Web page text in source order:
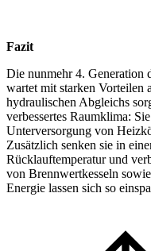
Fazit
Die nunmehr 4. Generation
wartet mit starken Vorteilen
hydraulischen Abgleichs
verbessertes Raumklima:
Unterversorgung von
Zusätzlich senken sie in
Rücklauftemperatur und
von Brennwertkesseln
Energie lassen sich so